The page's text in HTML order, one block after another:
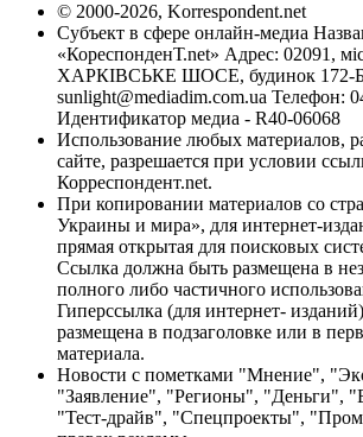
© 2000-2026, Korrespondent.net
Субъект в сфере онлайн-медиа
«КореспонденТ.net» Адрес: 02091,
ХАРКІВСЬКЕ ШОСЕ, будинок 172-Б,
sunlight@mediadim.com.ua Телефон:
Идентификатор медиа - R40-06068
Использование любых материалов,
сайте, разрешается при условии
Корреспондент.net.
При копировании материалов со
Украины и мира», для интернет-
прямая открытая для поисковых
Ссылка должна быть размещена в
полного либо частичного
Гиперссылка (для интернет-
размещена в подзаголовке или в
материала.
Новости с пометками "Мнение",
"Заявление", "Регионы", "Деньги",
"Тест-драйв", "Спецпроекты",